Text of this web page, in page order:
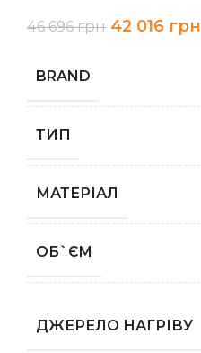
46 696грн 42 016 грн
BRAND
ТИП
МАТЕРІАЛ
ОБ`ЄМ
ДЖЕРЕЛО НАГРІВУ